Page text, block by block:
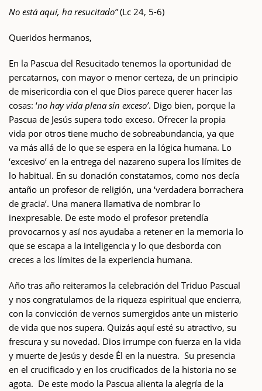
No está aquí, ha resucitado”(Lc 24, 5-6)
Queridos hermanos,
En la Pascua del Resucitado tenemos la oportunidad de
percatarnos, con mayor o menor certeza, de un principio
de misericordia con el que Dios parece querer hacer las
cosas: ‘no hay vida plena sin exceso’. Digo bien, porque la
Pascua de Jesús supera todo exceso. Ofrecer la propia
vida por otros tiene mucho de sobreabundancia, ya que
va más allá de lo que se espera en la lógica humana. Lo
‘excesivo’ en la entrega del nazareno supera los límites de
lo habitual. En su donación constatamos, como nos decía
antaño un profesor de religión, una ‘verdadera borrachera
de gracia’. Una manera llamativa de nombrar lo
inexpresable. De este modo el profesor pretendía
provocarnos y así nos ayudaba a retener en la memoria lo
que se escapa a la inteligencia y lo que desborda con
creces a los límites de la experiencia humana.
Año tras año reiteramos la celebración del Triduo Pascual
y nos congratulamos de la riqueza espiritual que encierra,
con la convicción de vernos sumergidos ante un misterio
de vida que nos supera. Quizás aquí esté su atractivo, su
frescura y su novedad. Dios irrumpe con fuerza en la vida
y muerte de Jesús y desde Él en la nuestra. Su presencia
en el crucificado y en los crucificados de la historia no se
agota. De este modo la Pascua alienta la alegría de la